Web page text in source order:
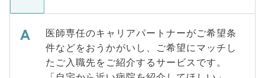
医師専任のキャリアパートナーがご希望条
件などをおうかがいし、ご希望にマッチし
たご入職先をご紹介するサービスです。